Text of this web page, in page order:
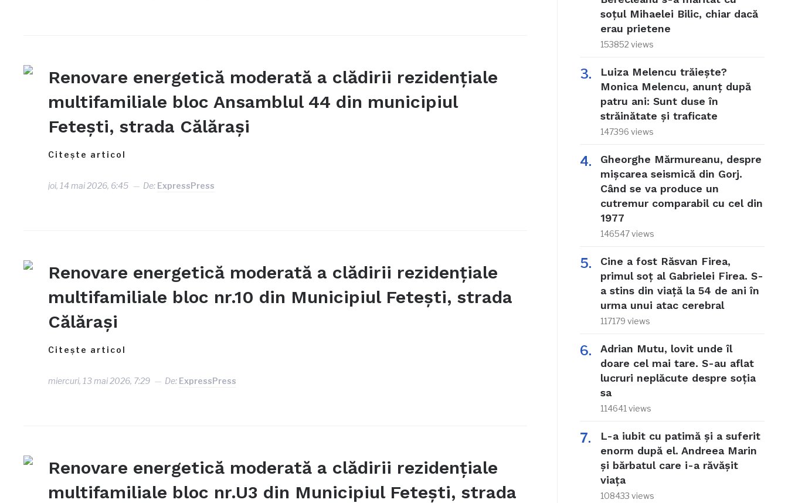
Renovare energetică moderată a clădirii rezidențiale
multifamiliale bloc Ansamblul 44 din municipiul
Fetești, strada Călărași
Citește articol
joi, 14 mai 2026, 6:45 De: ExpressPress
Renovare energetică moderată a clădirii rezidențiale
multifamiliale bloc nr.10 din Municipiul Fetești, strada
Călărași
Citește articol
miercuri, 13 mai 2026, 7:29 De: ExpressPress
Renovare energetică moderată a clădirii rezidențiale
multifamiliale bloc nr.U3 din Municipiul Fetești, strada
soțul Mihaelei Bilic, chiar dacă
erau prietene
153852 views
Luiza Melencu trăiește?
Monica Melencu, anunț după
patru ani: Sunt duse în
străinătate și traficate
147396 views
Gheorghe Mărmureanu, despre
mișcarea seismică din Gorj.
Când se va produce un
cutremur comparabil cu cel din
1977
146547 views
Cine a fost Răsvan Firea,
primul soț al Gabrielei Firea. S-
a stins din viață la 54 de ani în
urma unui atac cerebral
117179 views
Adrian Mutu, lovit unde îl
doare cel mai tare. S-au aflat
lucruri neplăcute despre soția
sa
114641 views
L-a iubit cu patimă și a suferit
enorm după el. Andreea Marin
și bărbatul care i-a răvășit
viața
108433 views